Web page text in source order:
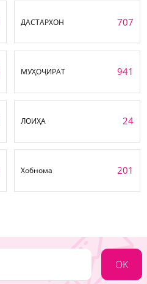
ДАСТАРХОН 707
МУҲОҶИРАТ 941
ЛОИҲА 24
Хобнома 201
OK